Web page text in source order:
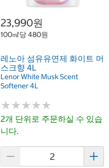
23,990원
100㎖당 480원
레노아 섬유유연제 화이트 머
스크향 4L
Lenor White Musk Scent
Softener 4L
★★★★★
★★★★★
2개 단위로 주문하실 수 있습
니다.